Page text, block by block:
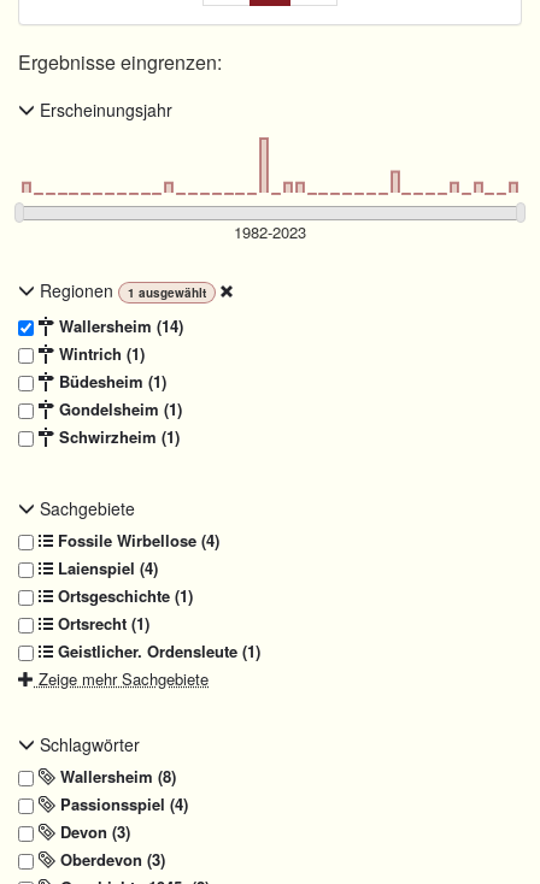
Ergebnisse eingrenzen:
Erscheinungsjahr
Regionen 1 ausgewählt
Wallersheim (14)
Wintrich (1)
Büdesheim (1)
Gondelsheim (1)
Schwirzheim (1)
Sachgebiete
Fossile Wirbellose (4)
Laienspiel (4)
Ortsgeschichte (1)
Ortsrecht (1)
Geistlicher. Ordensleute (1)
Zeige mehr Sachgebiete
Schlagwörter
Wallersheim (8)
Passionsspiel (4)
Devon (3)
Oberdevon (3)